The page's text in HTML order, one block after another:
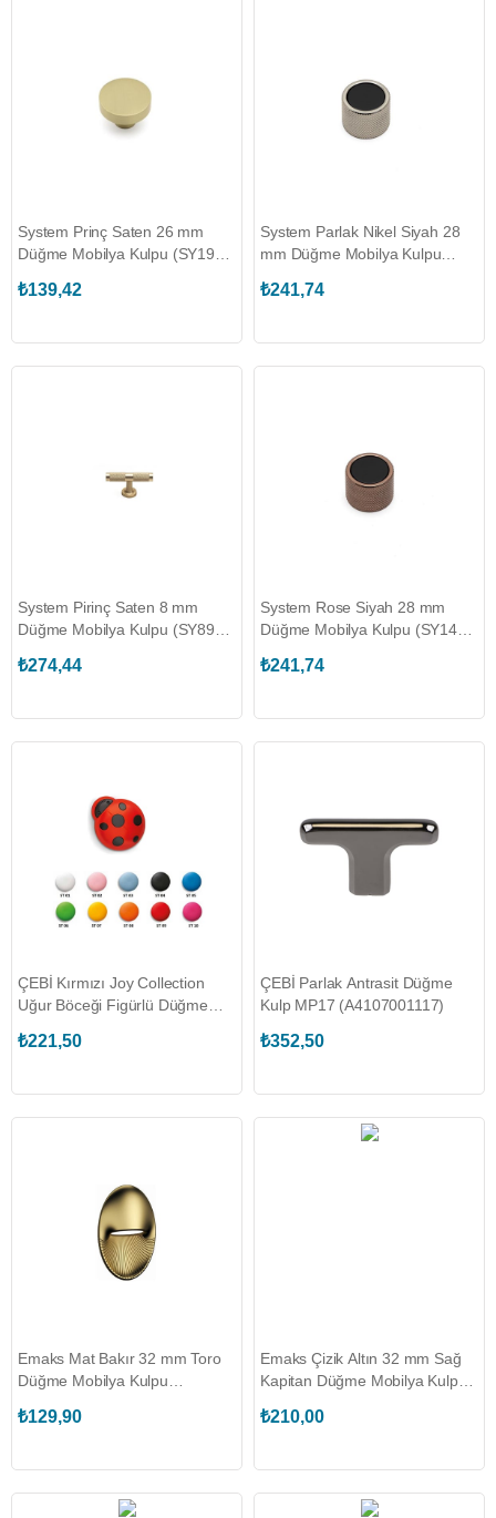
System Prinç Saten 26 mm
Düğme Mobilya Kulpu (SY1910
₺139,42
System Parlak Nikel Siyah 28
mm Düğme Mobilya Kulpu
₺241,74
System Pirinç Saten 8 mm
Düğme Mobilya Kulpu (SY8996
₺274,44
System Rose Siyah 28 mm
Düğme Mobilya Kulpu (SY1420
₺241,74
ÇEBİ Kırmızı Joy Collection
Uğur Böceği Figürlü Düğme
(C479032504509)
₺221,50
ÇEBİ Parlak Antrasit Düğme
Kulp MP17 (A4107001117)
₺352,50
Emaks Mat Bakır 32 mm Toro
Düğme Mobilya Kulpu
₺129,90
Emaks Çizik Altın 32 mm Sağ
Kapitan Düğme Mobilya Kulpu
₺210,00